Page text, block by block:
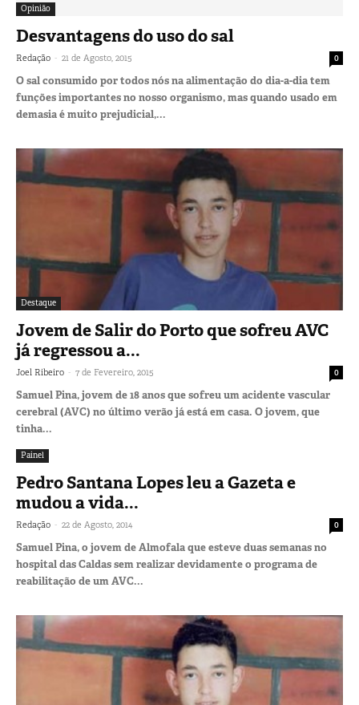
Opinião
Desvantagens do uso do sal
Redação - 21 de Agosto, 2015 0
O sal consumido por todos nós na alimentação do dia-a-dia tem
funções importantes no nosso organismo, mas quando usado em
demasia é muito prejudicial,...
Destaque
Jovem de Salir do Porto que sofreu AVC
já regressou a...
Joel Ribeiro - 7 de Fevereiro, 2015 0
Samuel Pina, jovem de 18 anos que sofreu um acidente vascular
cerebral (AVC) no último verão já está em casa. O jovem, que
tinha...
Painel
Pedro Santana Lopes leu a Gazeta e
mudou a vida...
Redação - 22 de Agosto, 2014 0
Samuel Pina, o jovem de Almofala que esteve duas semanas no
hospital das Caldas sem realizar devidamente o programa de
reabilitação de um AVC...